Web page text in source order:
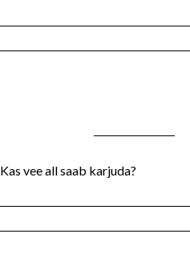
Kas vee all saab karjuda?